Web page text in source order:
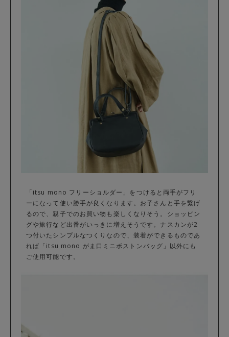
「itsu mono フリーショルダー」をつけると両手がフリ
ーになって使い勝手が良くなります。お子さんと手を繋げ
るので、親子でのお買い物も楽しくなりそう。ショッピン
グや旅行など出番がいっきに増えそうです。ナスカンが2
つ付いたシンプルなつくりなので、装着ができるものであ
れば「itsu mono がま口ミニボストンバッグ」以外にも
ご使用可能です。